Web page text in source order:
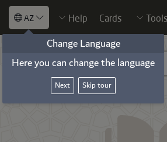
Cards
Help
AZ
Add translate
Change Language
Here you can change the language
Skip tour
Next